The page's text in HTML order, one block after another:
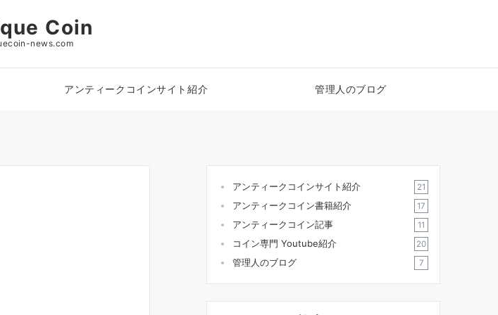
Coin
news.com
アンティークコインサイト紹介 管理人のブログ
アンティークコインサイト紹介 21
アンティークコイン書籍紹介 17
アンティークコイン記事 11
コイン専門 Youtube紹介 20
管理人のブログ 7